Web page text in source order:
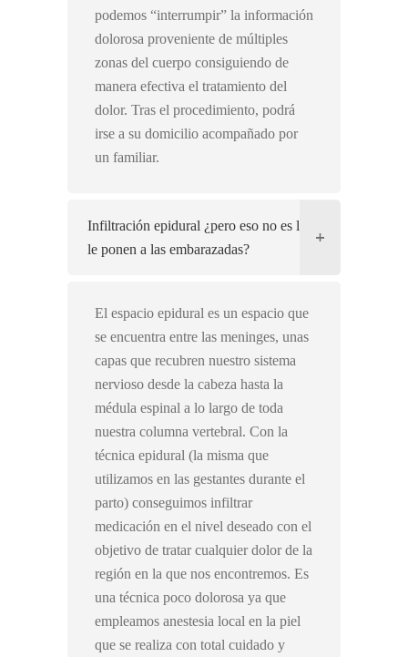
podemos “interrumpir” la información
dolorosa proveniente de múltiples
zonas del cuerpo consiguiendo de
manera efectiva el tratamiento del
dolor. Tras el procedimiento, podrá
irse a su domicilio acompañado por
un familiar.
Infiltración epidural ¿pero eso no es lo que
le ponen a las embarazadas?
El espacio epidural es un espacio que
se encuentra entre las meninges, unas
capas que recubren nuestro sistema
nervioso desde la cabeza hasta la
médula espinal a lo largo de toda
nuestra columna vertebral. Con la
técnica epidural (la misma que
utilizamos en las gestantes durante el
parto) conseguimos infiltrar
medicación en el nivel deseado con el
objetivo de tratar cualquier dolor de la
región en la que nos encontremos. Es
una técnica poco dolorosa ya que
empleamos anestesia local en la piel
que se realiza con total cuidado y